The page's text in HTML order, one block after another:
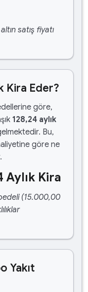
satış fiyatı
Kira Eder?
göre,
128,24 aylık
Bu,
göre ne
Aylık Kira
(15.000,00
Yakıt